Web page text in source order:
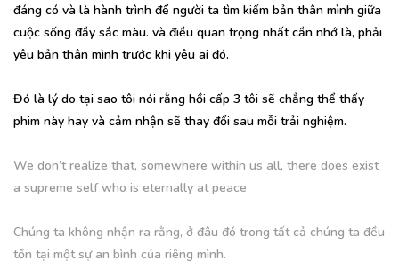
đáng có và là hành trình để người ta tìm kiếm bản thân mình giữa
cuộc sống đầy sắc màu. và điều quan trọng nhất cần nhớ là, phải
yêu bản thân mình trước khi yêu ai đó.
Đó là lý do tại sao tôi nói rằng hồi cấp 3 tôi sẽ chẳng thể thấy
phim này hay và cảm nhận sẽ thay đổi sau mỗi trải nghiệm.
We don’t realize that, somewhere within us all, there does exist
a supreme self who is eternally at peace
Chúng ta không nhận ra rằng, ở đâu đó trong tất cả chúng ta đều
tồn tại một sự an bình của riêng mình.